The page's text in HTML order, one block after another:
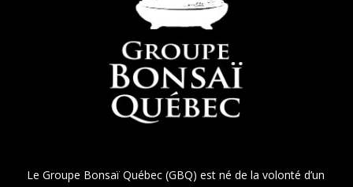
Le Groupe Bonsaï Québec (GBQ) est né de la volonté d’un